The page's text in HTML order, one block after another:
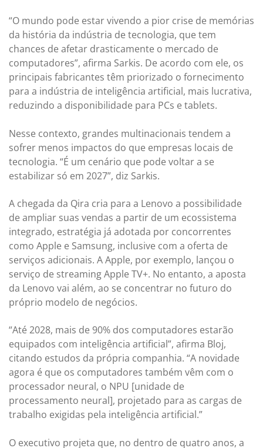
“O mundo pode estar vivendo a pior crise de memórias
da história da indústria de tecnologia, que tem
chances de afetar drasticamente o mercado de
computadores”, afirma Sarkis. De acordo com ele, os
principais fabricantes têm priorizado o fornecimento
para a indústria de inteligência artificial, mais lucrativa,
reduzindo a disponibilidade para PCs e tablets.
Nesse contexto, grandes multinacionais tendem a
sofrer menos impactos do que empresas locais de
tecnologia. “É um cenário que pode voltar a se
estabilizar só em 2027”, diz Sarkis.
A chegada da Qira cria para a Lenovo a possibilidade
de ampliar suas vendas a partir de um ecossistema
integrado, estratégia já adotada por concorrentes
como Apple e Samsung, inclusive com a oferta de
serviços adicionais. A Apple, por exemplo, lançou o
serviço de streaming Apple TV+. No entanto, a aposta
da Lenovo vai além, ao se concentrar no futuro do
próprio modelo de negócios.
“Até 2028, mais de 90% dos computadores estarão
equipados com inteligência artificial”, afirma Bloj,
citando estudos da própria companhia. “A novidade
agora é que os computadores também vêm com o
processador neural, o NPU [unidade de
processamento neural], projetado para as cargas de
trabalho exigidas pela inteligência artificial.”
O executivo projeta que, no dentro de quatro anos, a